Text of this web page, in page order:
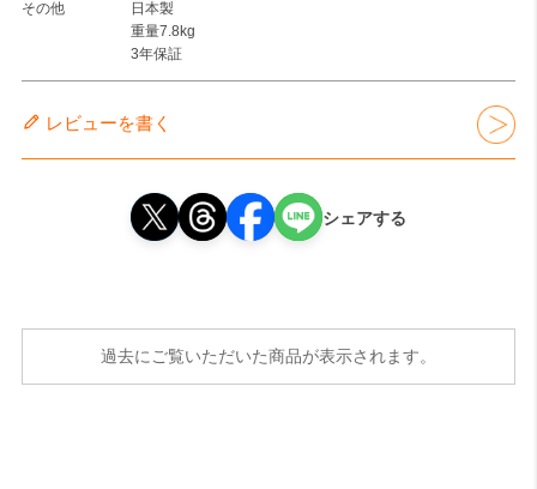
その他
日本製
重量7.8kg
3年保証
レビューを書く
シェアする
過去にご覧いただいた商品が表示されます。